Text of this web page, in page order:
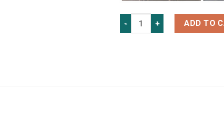
VĨ NHỰA ĐA NĂNG quantity
ADD TO